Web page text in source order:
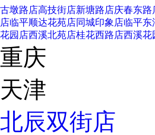
古墩路店高技街店新塘路店庆春东路
店临平顺达花苑店同城印象店临平东
花园店西溪北苑店桂花西路店西溪花
重庆
天津
北辰双街店